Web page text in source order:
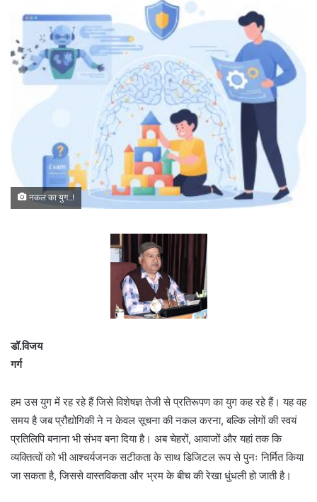
नकल का युग..!
डॉ.विजय
गर्ग
हम उस युग में रह रहे हैं जिसे विशेषज्ञ तेजी से प्रतिरूपण का युग कह रहे हैं। यह वह
समय है जब प्रौद्योगिकी ने न केवल सूचना की नकल करना, बल्कि लोगों की स्वयं
प्रतिलिपि बनाना भी संभव बना दिया है। अब चेहरों, आवाजों और यहां तक कि
व्यक्तित्वों को भी आश्चर्यजनक सटीकता के साथ डिजिटल रूप से पुनः निर्मित किया
जा सकता है, जिससे वास्तविकता और भ्रम के बीच की रेखा धुंधली हो जाती है।